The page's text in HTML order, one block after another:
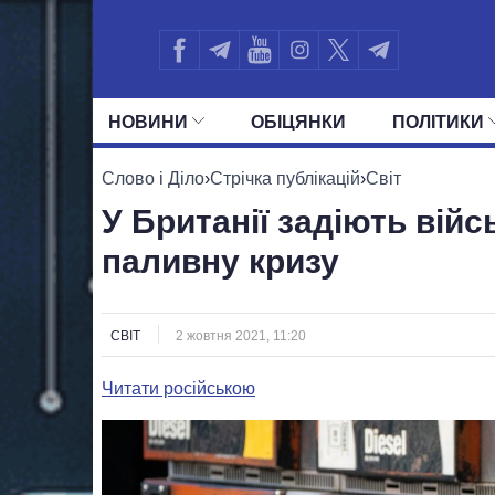
НОВИНИ ОБIЦЯНКИ ПОЛIТИКИ
УСІ ПОЛІТИКИ ПРЕЗИДЕНТ І ОФІС
Слово і Діло›Стрічка публікацій›Світ
У Британії задіють
паливну кризу
СВІТ 2 жовтня 2021, 11:20
Читати російською